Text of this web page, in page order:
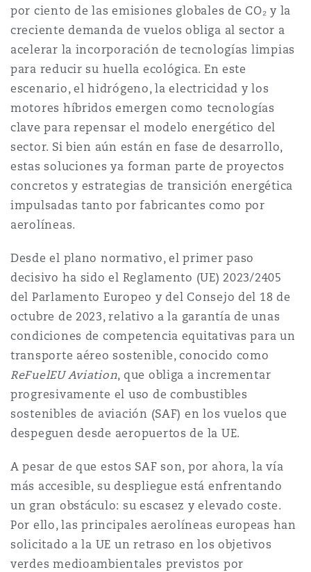
Satellite & Space
Marine
Political Risk & Trade Credit
Product Liability & Recall
Property
Specialty
尼
兰巴托 – 联营办公室
泽西
尼克斯
藩市
盛顿
兹
物浦
德里
彻斯特，新贝利广场2号
卡斯尔
黎
安普顿
por ciento de las emisiones globales de CO₂ y la
creciente demanda de vuelos obliga al sector a
acelerar la incorporación de tecnologías limpias
para reducir su huella ecológica. En este
escenario, el hidrógeno, la electricidad y los
motores híbridos emergen como tecnologías
clave para repensar el modelo energético del
sector. Si bien aún están en fase de desarrollo,
estas soluciones ya forman parte de proyectos
concretos y estrategias de transición energética
impulsadas tanto por fabricantes como por
aerolíneas.
Desde el plano normativo, el primer paso
decisivo ha sido el Reglamento (UE) 2023/2405
del Parlamento Europeo y del Consejo del 18 de
octubre de 2023, relativo a la garantía de unas
condiciones de competencia equitativas para un
transporte aéreo sostenible, conocido como
ReFuelEU Aviation, que obliga a incrementar
progresivamente el uso de combustibles
sostenibles de aviación (SAF) en los vuelos que
despeguen desde aeropuertos de la UE.
A pesar de que estos SAF son, por ahora, la vía
más accesible, su despliegue está enfrentando
un gran obstáculo: su escasez y elevado coste.
Por ello, las principales aerolíneas europeas han
solicitado a la UE un retraso en los objetivos
verdes medioambientales previstos por